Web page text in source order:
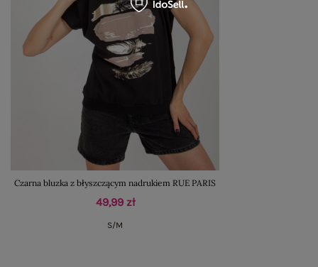
Czarna bluzka z błyszczącym nadrukiem RUE PARIS
49,99 zł
S/M